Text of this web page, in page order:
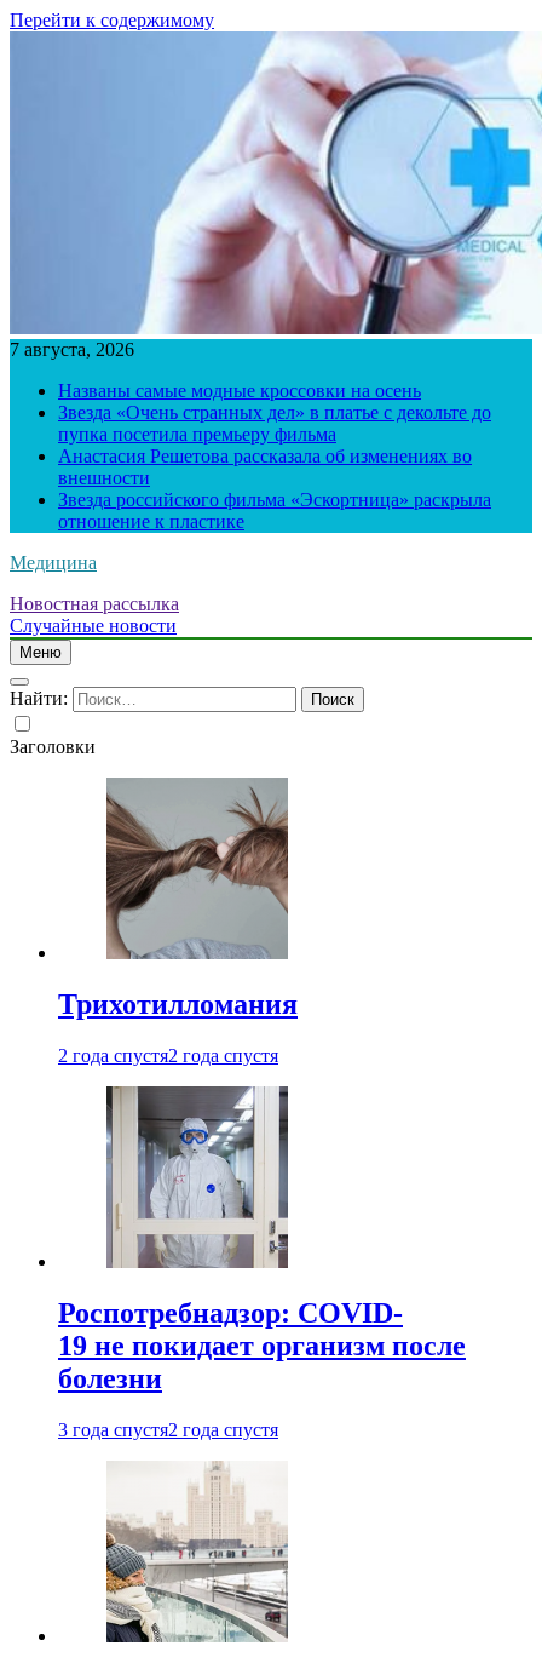
Перейти к содержимому
7 августа, 2026
Названы самые модные кроссовки на осень
Звезда «Очень странных дел» в платье с декольте до
пупка посетила премьеру фильма
Анастасия Решетова рассказала об изменениях во
внешности
Звезда российского фильма «Эскортница» раскрыла
отношение к пластике
Медицина
Новостная рассылка
Случайные новости
Меню
Найти:
Заголовки
Трихотилломания
2 года спустя2 года спустя
Роспотребнадзор: COVID-
19 не покидает организм после
болезни
3 года спустя2 года спустя